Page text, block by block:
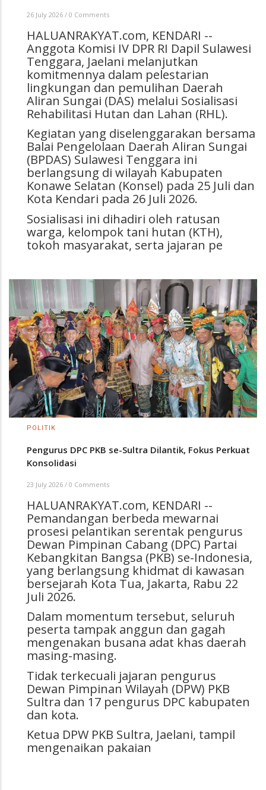
26 July 2026 / 0 Comments
HALUANRAKYAT.com, KENDARI --
Anggota Komisi IV DPR RI Dapil Sulawesi
Tenggara, Jaelani melanjutkan
komitmennya dalam pelestarian
lingkungan dan pemulihan Daerah
Aliran Sungai (DAS) melalui Sosialisasi
Rehabilitasi Hutan dan Lahan (RHL).
Kegiatan yang diselenggarakan bersama
Balai Pengelolaan Daerah Aliran Sungai
(BPDAS) Sulawesi Tenggara ini
berlangsung di wilayah Kabupaten
Konawe Selatan (Konsel) pada 25 Juli dan
Kota Kendari pada 26 Juli 2026.
Sosialisasi ini dihadiri oleh ratusan
warga, kelompok tani hutan (KTH),
tokoh masyarakat, serta jajaran pe
POLITIK
Pengurus DPC PKB se-Sultra Dilantik, Fokus Perkuat
Konsolidasi
23 July 2026 / 0 Comments
HALUANRAKYAT.com, KENDARI --
Pemandangan berbeda mewarnai
prosesi pelantikan serentak pengurus
Dewan Pimpinan Cabang (DPC) Partai
Kebangkitan Bangsa (PKB) se-Indonesia,
yang berlangsung khidmat di kawasan
bersejarah Kota Tua, Jakarta, Rabu 22
Juli 2026.
Dalam momentum tersebut, seluruh
peserta tampak anggun dan gagah
mengenakan busana adat khas daerah
masing-masing.
Tidak terkecuali jajaran pengurus
Dewan Pimpinan Wilayah (DPW) PKB
Sultra dan 17 pengurus DPC kabupaten
dan kota.
Ketua DPW PKB Sultra, Jaelani, tampil
mengenaikan pakaian